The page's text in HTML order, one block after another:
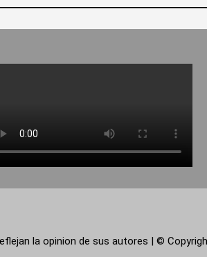
la opinion de sus autores | ©